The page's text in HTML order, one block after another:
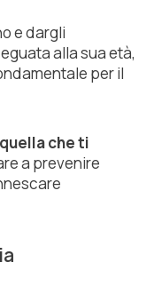
e dargli
alla sua età,
per il
che ti
a prevenire